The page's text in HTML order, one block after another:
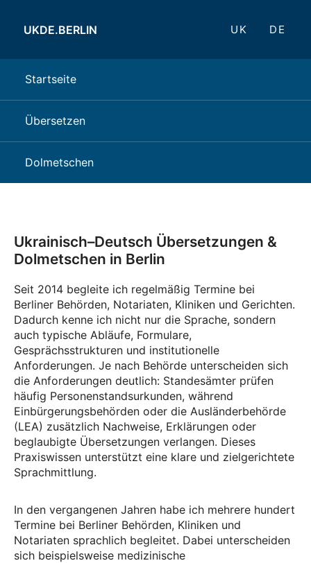
UKDE.BERLIN UK DE
Startseite
Übersetzen
Dolmetschen
Ukrainisch–Deutsch Übersetzungen &
Dolmetschen in Berlin
Seit 2014 begleite ich regelmäßig Termine bei
Berliner Behörden, Notariaten, Kliniken und Gerichten.
Dadurch kenne ich nicht nur die Sprache, sondern
auch typische Abläufe, Formulare,
Gesprächsstrukturen und institutionelle
Anforderungen. Je nach Behörde unterscheiden sich
die Anforderungen deutlich: Standesämter prüfen
häufig Personenstandsurkunden, während
Einbürgerungsbehörden oder die Ausländerbehörde
(LEA) zusätzlich Nachweise, Erklärungen oder
beglaubigte Übersetzungen verlangen. Dieses
Praxiswissen unterstützt eine klare und zielgerichtete
Sprachmittlung.
In den vergangenen Jahren habe ich mehrere hundert
Termine bei Berliner Behörden, Kliniken und
Notariaten sprachlich begleitet. Dabei unterscheiden
sich beispielsweise medizinische